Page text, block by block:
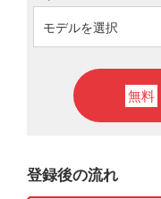
無料
登録後の流れ